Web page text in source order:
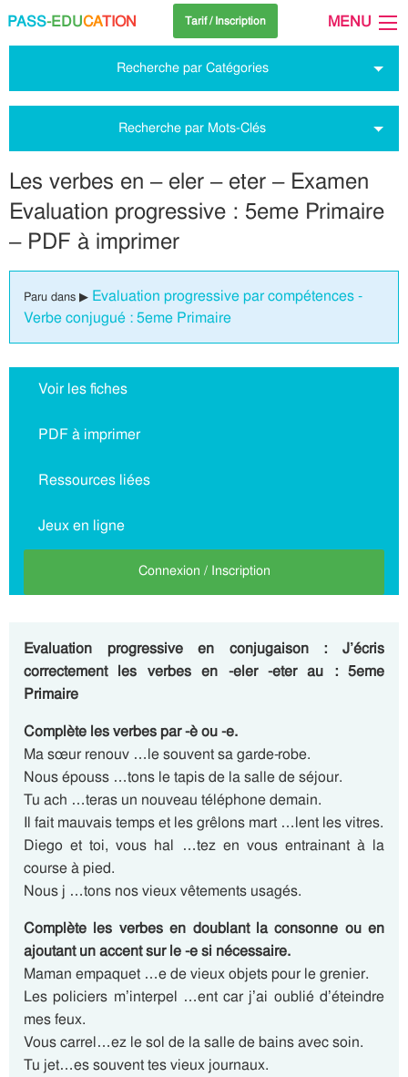
PASS-EDUCATION Tarif / Inscription MENU
Recherche par Catégories
Recherche par Mots-Clés
Les verbes en – eler – eter – Examen
Evaluation progressive : 5eme Primaire
– PDF à imprimer
Paru dans ▶ Evaluation progressive par compétences -
Verbe conjugué : 5eme Primaire
Voir les fiches
PDF à imprimer
Ressources liées
Jeux en ligne
Connexion / Inscription
Evaluation progressive en conjugaison : J’écris
correctement les verbes en -eler -eter au : 5eme
Primaire
Complète les verbes par -è ou -e.
Ma sœur renouv …le souvent sa garde-robe.
Nous épouss …tons le tapis de la salle de séjour.
Tu ach …teras un nouveau téléphone demain.
Il fait mauvais temps et les grêlons mart …lent les vitres.
Diego et toi, vous hal …tez en vous entrainant à la
course à pied.
Nous j …tons nos vieux vêtements usagés.
Complète les verbes en doublant la consonne ou en
ajoutant un accent sur le -e si nécessaire.
Maman empaquet …e de vieux objets pour le grenier.
Les policiers m’interpel …ent car j’ai oublié d’éteindre
mes feux.
Vous carrel…ez le sol de la salle de bains avec soin.
Tu jet…es souvent tes vieux journaux.